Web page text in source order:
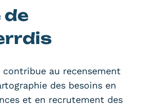
de
contribue au recensement
des besoins en
et en recrutement des